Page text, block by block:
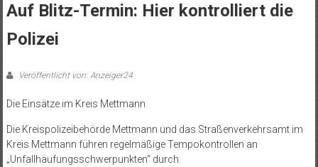
Auf Blitz-Termin: Hier kontrolliert die
Polizei
Veröffentlicht von: Anzeiger24
Die Einsätze im Kreis Mettmann
Die Kreispolizeibehörde Mettmann und das Straßenverkehrsamt im
Kreis Mettmann führen regelmäßige Tempokontrollen an
„Unfallhäufungsschwerpunkten“ durch.